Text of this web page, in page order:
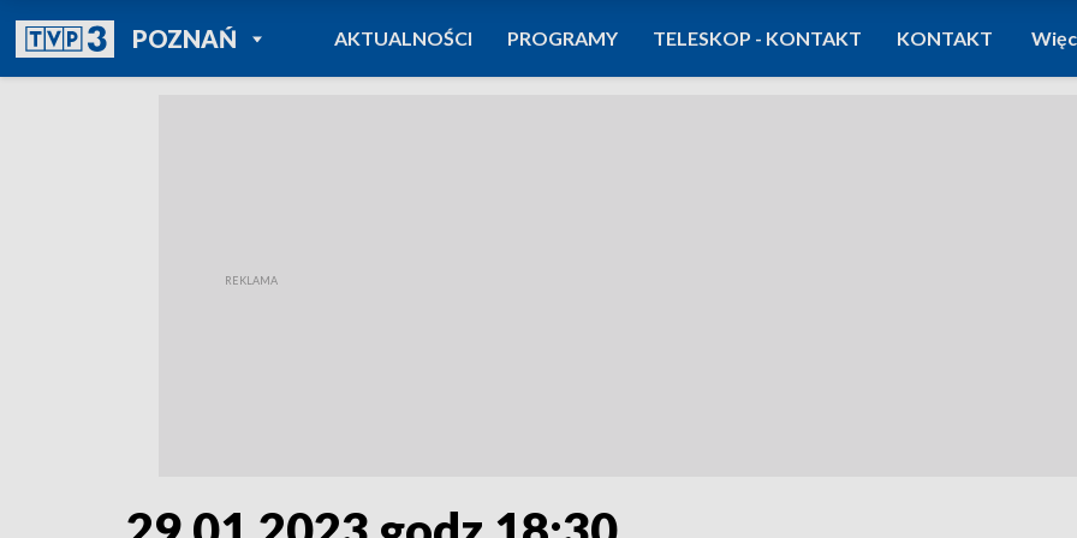
POZNAŃPOWRÓT DO
TVP REGIONY
AKTUALNOŚCI PROGRAMY TELESKOP - KONTAKT KONTAKT